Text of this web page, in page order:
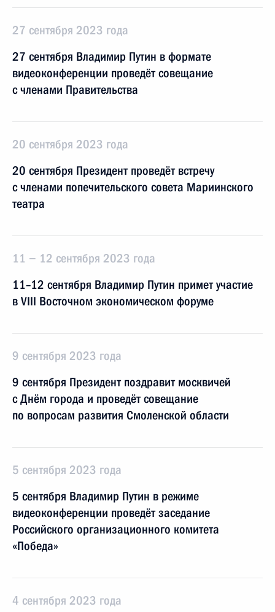
27 сентября 2023 года
27 сентября Владимир Путин в формате
видеоконференции проведёт совещание
с членами Правительства
20 сентября 2023 года
20 сентября Президент проведёт встречу
с членами попечительского совета Мариинского
театра
11 − 12 сентября 2023 года
11–12 сентября Владимир Путин примет участие
в VIII Восточном экономическом форуме
9 сентября 2023 года
9 сентября Президент поздравит москвичей
с Днём города и проведёт совещание
по вопросам развития Смоленской области
5 сентября 2023 года
5 сентября Владимир Путин в режиме
видеоконференции проведёт заседание
Российского организационного комитета
«Победа»
4 сентября 2023 года